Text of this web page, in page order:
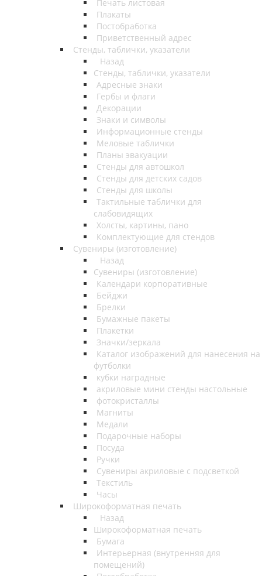
Печать листовая
Плакаты
Постобработка
Приветственный адрес
Стенды, таблички, указатели
Назад
Стенды, таблички, указатели
Адресные знаки
Гербы и флаги
Декорации
Знаки и символы
Информационные стенды
Меловые таблички
Планы эвакуации
Стенды для автошкол
Стенды для детских садов
Стенды для школы
Тактильные таблички для
слабовидящих
Холсты, картины, пано
Комплектующие для стендов
Сувениры (изготовление)
Назад
Сувениры (изготовление)
Календари корпоративные
Бейджи
Брелки
Бумажные пакеты
Плакетки
Значки/зеркала
Каталог изображений для нанесения на
футболки
кубки наградные
акриловые мини стенды настольные
фотокристаллы
Магниты
Медали
Подарочные наборы
Посуда
Ручки
Сувениры акриловые с подсветкой
Текстиль
Часы
Широкоформатная печать
Назад
Широкоформатная печать
Бумага
Интерьерная (внутренняя для
помещений)